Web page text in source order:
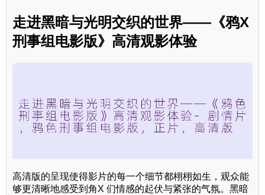
走进黑暗与光明交织的世界——《鸦X
刑事组电影版》高清观影体验
高清版的呈现使得影片的每一个细节都栩栩如生，观众能
够更清晰地感受到角X 们情感的起伏与紧张的气氛。黑暗